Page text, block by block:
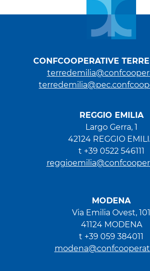
CONFCOOPERATIVE
REGGIO EMILIA
Largo Gerra, 1
42124 REGGIO
t +39 0522 546111
MODENA
Via Emilia Ovest, 101
41124 MODENA
t +39 059 384011